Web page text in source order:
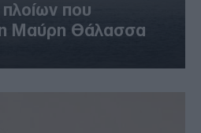
που
Μαύρη Θάλασσα